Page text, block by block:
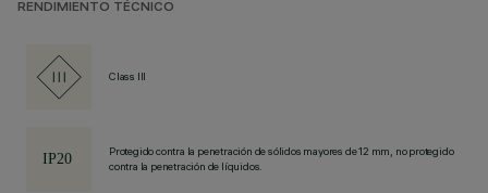
RENDIMIENTO TÉCNICO
Class III
Protegido contra la penetración de sólidos mayores de 12 mm, no protegido
contra la penetración de líquidos.